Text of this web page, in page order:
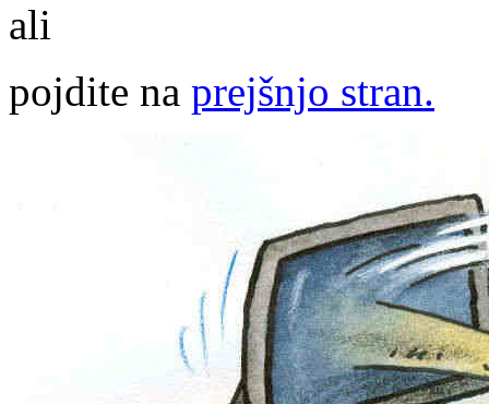
ali
pojdite na prejšnjo stran.